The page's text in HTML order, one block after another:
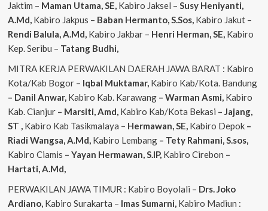
Jaktim – Maman Utama, SE, Kabiro Jaksel – Susy Heniyanti,
A.Md, Kabiro Jakpus – Baban Hermanto, S.Sos, Kabiro Jakut –
Rendi Balula, A.Md, Kabiro Jakbar – Henri Herman, SE, Kabiro
Kep. Seribu – Tatang Budhi,
MITRA KERJA PERWAKILAN DAERAH JAWA BARAT : Kabiro
Kota/Kab Bogor – Iqbal Muktamar, Kabiro Kab/Kota. Bandung
– Danil Anwar, Kabiro Kab. Karawang – Warman Asmi, Kabiro
Kab. Cianjur– Marsiti, Amd, Kabiro Kab/Kota Bekasi – Jajang,
ST , Kabiro Kab Tasikmalaya – Hermawan, SE, Kabiro Depok–
Riadi Wangsa, A.Md, Kabiro Lembang– Tety Rahmani, S.sos,
Kabiro Ciamis – Yayan Hermawan, S.IP, Kabiro Cirebon –
Hartati, A.Md,
PERWAKILAN JAWA TIMUR : Kabiro Boyolali – Drs. Joko
Ardiano, Kabiro Surakarta – ImasSumarni, Kabiro Madiun :